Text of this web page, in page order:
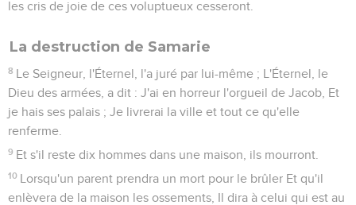
les cris de joie de ces voluptueux cesseront.
La destruction de Samarie
8 Le Seigneur, l'Éternel, l'a juré par lui-même ; L'Éternel, le
Dieu des armées, a dit : J'ai en horreur l'orgueil de Jacob, Et
je hais ses palais ; Je livrerai la ville et tout ce qu'elle
renferme.
9 Et s'il reste dix hommes dans une maison, ils mourront.
10 Lorsqu'un parent prendra un mort pour le brûler Et qu'il
enlèvera de la maison les ossements, Il dira à celui qui est au